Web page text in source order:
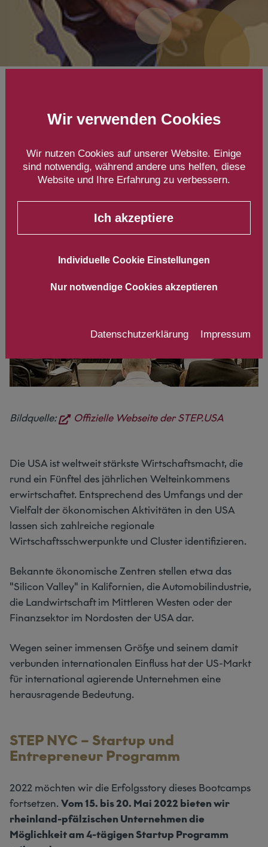
Wir verwenden Cookies
Wir nutzen Cookies auf unserer Website. Einige
sind notwendig, während andere uns helfen, diese
Website und Ihre Erfahrung zu verbessern.
Ich akzeptiere
Individuelle Cookie Einstellungen
Nur notwendige Cookies akzeptieren
Datenschutzerklärung Impressum
York – Startup und
Entrepreneur Programm
New York
15. bis 20. Mai 2022
Bildquelle: Offizielle Webseite der STEP.USA
Die USA ist weltweit stärkste Wirtschaftsmacht, die
rund ein Fünftel des jährlichen Welteinkommens
erwirtschaftet. Entsprechend des Umfangs und der
Vielfalt der ökonomischen Aktivitäten in den USA
lassen sich zahlreiche regionale
Wirtschaftsschwerpunkte und Cluster identifizieren.
Bekannte ökonomische Zentren stellen etwa das
"Silicon Valley" in Kalifornien, die Automobilindustrie,
die Landwirtschaft im Mittleren Westen oder der
Finanzsektor im Nordosten der USA dar.
Wegen seiner immensen Größe und seinem damit
verbunden internationalen Einfluss hat der US-Markt
für international agierende Unternehmen eine
herausragende Bedeutung.
STEP NYC – Startup und
Entrepreneur Programm
2022 möchten wir die Erfolgsstory dieses Bootcamps
fortsetzen.Vom 15. bis 20. Mai 2022 bieten wir
rheinland-pfälzischen Unternehmen die
Möglichkeit am 4-tägigen Startup Programm